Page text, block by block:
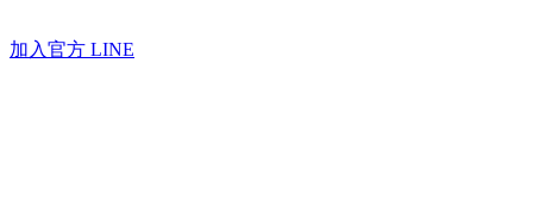
加入官方 LINE